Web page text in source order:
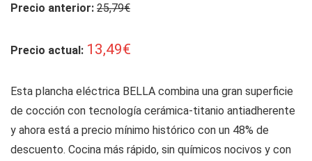
Precio anterior: 25,79€
Precio actual: 13,49€
Esta plancha eléctrica BELLA combina una gran superficie
de cocción con tecnología cerámica-titanio antiadherente
y ahora está a precio mínimo histórico con un 48% de
descuento. Cocina más rápido, sin químicos nocivos y con